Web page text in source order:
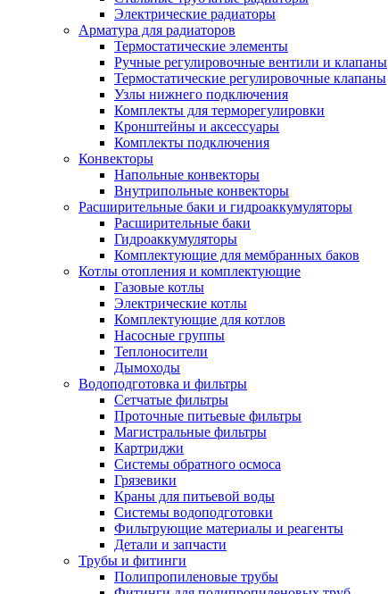
Электрические радиаторы
Арматура для радиаторов
Термостатические элементы
Ручные регулировочные вентили и клапаны
Термостатические регулировочные клапаны
Узлы нижнего подключения
Комплекты для терморегулировки
Кронштейны и аксессуары
Комплекты подключения
Конвекторы
Напольные конвекторы
Внутрипольные конвекторы
Расширительные баки и гидроаккумуляторы
Расширительные баки
Гидроаккумуляторы
Комплектующие для мембранных баков
Котлы отопления и комплектующие
Газовые котлы
Электрические котлы
Комплектующие для котлов
Насосные группы
Теплоносители
Дымоходы
Водоподготовка и фильтры
Сетчатые фильтры
Проточные питьевые фильтры
Магистральные фильтры
Картриджи
Системы обратного осмоса
Грязевики
Краны для питьевой воды
Системы водоподготовки
Фильтрующие материалы и реагенты
Детали и запчасти
Трубы и фитинги
Полипропиленовые трубы